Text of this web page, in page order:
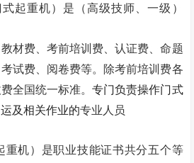
起重机）是（高级技师、一级）
材费、考前培训费、认证费、命题
试费、阅卷费等。除考前培训费各
全国统一标准。专门负责操作门式
及相关作业的专业人员
重机）是职业技能证书共分五个等